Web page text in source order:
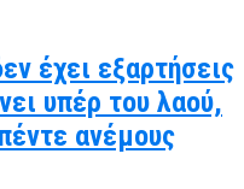
έχει εξαρτήσεις
υπέρ του λαού,
ανέμους